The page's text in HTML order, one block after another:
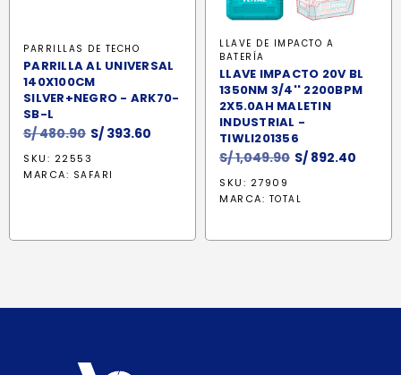
PARRILLAS DE TECHO
PARRILLA AL UNIVERSAL
140X100CM
SILVER+NEGRO - ARK70-
SB-L
S/480.90 El
original
S/ 393.60
SKU: 22553
MARCA: SAFARI
LLAVE DE IMPACTO A
BATERÍA
LLAVE IMPACTO 20V BL
1350NM 3/4'' 2200BPM
2X5.0AH MALETIN
INDUSTRIAL -
TIWLI201356
S/1,049.90 El
original
S/ 892.40
SKU: 27909
MARCA: TOTAL